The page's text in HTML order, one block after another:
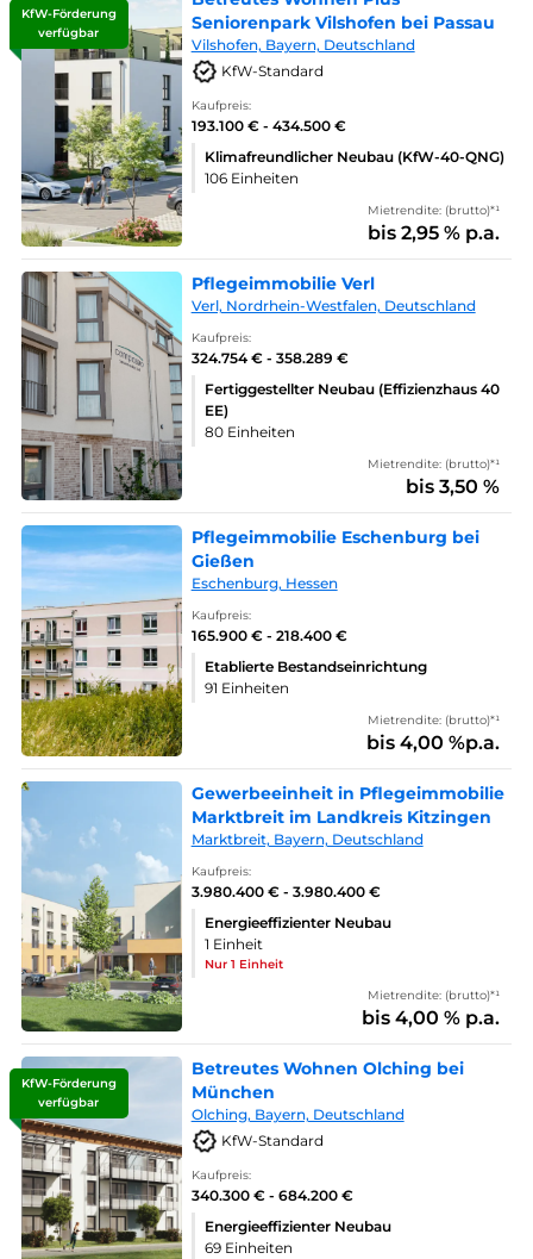
KfW-Förderung
verfügbar
Seniorenpark Vilshofen bei Passau
Vilshofen, Bayern, Deutschland
KfW-Standard
Kaufpreis:
193.100 € - 434.500 €
Klimafreundlicher Neubau (KfW-40-QNG)
106 Einheiten
Mietrendite: (brutto)*¹
bis 2,95 % p.a.
Pflegeimmobilie Verl
Verl, Nordrhein-Westfalen, Deutschland
Kaufpreis:
324.754 € - 358.289 €
Fertiggestellter Neubau (Effizienzhaus 40
EE)
80 Einheiten
Mietrendite: (brutto)*¹
bis 3,50 %
Pflegeimmobilie Eschenburg bei
Gießen
Eschenburg, Hessen
Kaufpreis:
165.900 € - 218.400 €
Etablierte Bestandseinrichtung
91 Einheiten
Mietrendite: (brutto)*¹
bis 4,00 %p.a.
Gewerbeeinheit in Pflegeimmobilie
Marktbreit im Landkreis Kitzingen
Marktbreit, Bayern, Deutschland
Kaufpreis:
3.980.400 € - 3.980.400 €
Energieeffizienter Neubau
1 Einheit
Nur 1 Einheit
Mietrendite: (brutto)*¹
bis 4,00 % p.a.
KfW-Förderung
verfügbar
Betreutes Wohnen Olching bei
München
Olching, Bayern, Deutschland
KfW-Standard
Kaufpreis:
340.300 € - 684.200 €
Energieeffizienter Neubau
69 Einheiten